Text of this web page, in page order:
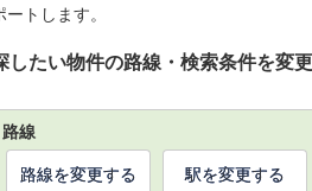
ートします。
したい物件の路線・検索条件を変
路線
路線を変更する 駅を変更する